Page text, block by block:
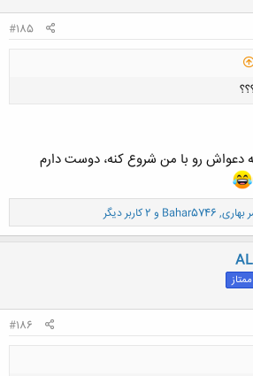
#185
کلیک کنید تا باز شود...
دعواش رو با من شروع کنه، دوست دارم
بهاری,
Bahar5746 و 2 کاربر دیگر
#186